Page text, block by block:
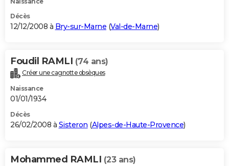
Décès
12/12/2008 à Bry-sur-Marne (Val-de-Marne)
Foudil RAMLI (74 ans)
Créer une cagnotte obsèques
Naissance
01/01/1934
Décès
26/02/2008 à Sisteron (Alpes-de-Haute-Provence)
Mohammed RAMLI (23 ans)